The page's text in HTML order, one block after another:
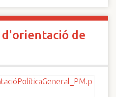
d'orientació de